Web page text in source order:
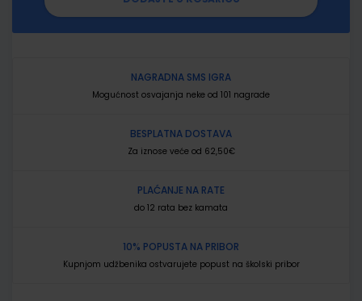
NAGRADNA SMS IGRA
Mogućnost osvajanja neke od 101 nagrade
BESPLATNA DOSTAVA
Za iznose veće od 62,50€
PLAĆANJE NA RATE
do 12 rata bez kamata
10% POPUSTA NA PRIBOR
Kupnjom udžbenika ostvarujete popust na školski pribor